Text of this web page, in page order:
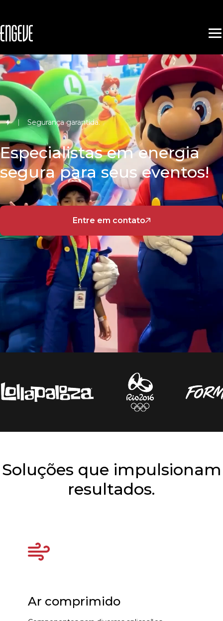
Segurança garantida.
Especialistas em energia
segura para seus eventos!
Entre em contato
Soluções que impulsionam
resultados.
Ar comprimido